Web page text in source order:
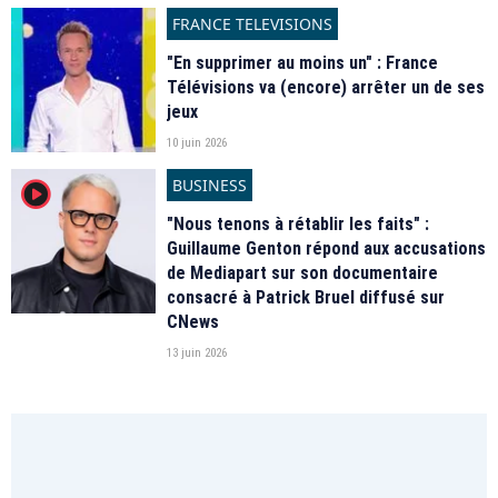
FRANCE TELEVISIONS
"En supprimer au moins un" : France
Télévisions va (encore) arrêter un de ses
jeux
10 juin 2026
player2
BUSINESS
"Nous tenons à rétablir les faits" :
Guillaume Genton répond aux accusations
de Mediapart sur son documentaire
consacré à Patrick Bruel diffusé sur
CNews
13 juin 2026